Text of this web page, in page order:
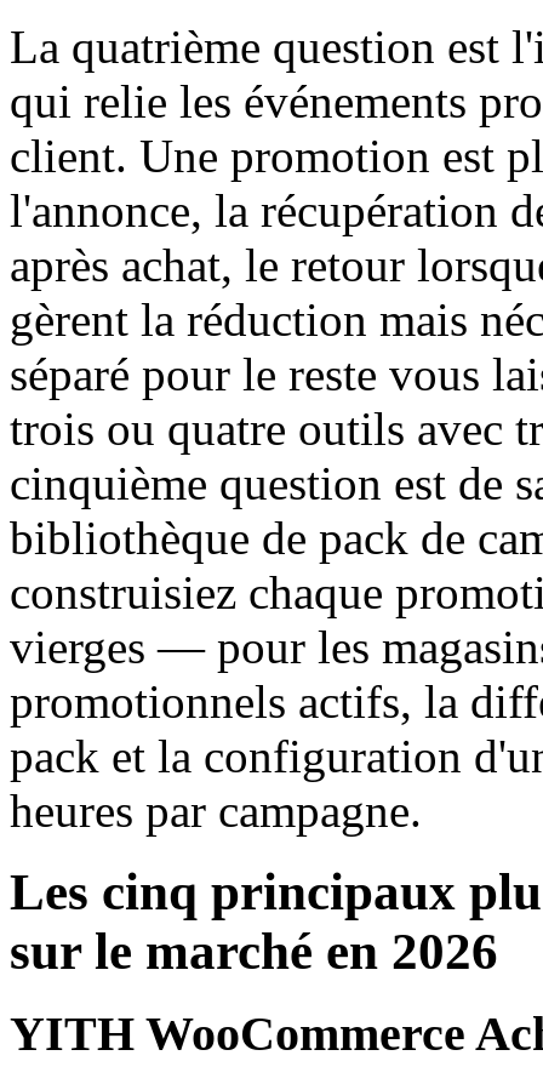
La quatrième question est
qui relie les événements
client. Une promotion est
l'annonce, la récupération
après achat, le retour
gèrent la réduction mais
séparé pour le reste vous
trois ou quatre outils avec
cinquième question est de
bibliothèque de pack de
construisiez chaque
vierges — pour les
promotionnels actifs, la
pack et la configuration
heures par campagne.
Les cinq principaux
sur le marché en 2026
YITH WooCommerce